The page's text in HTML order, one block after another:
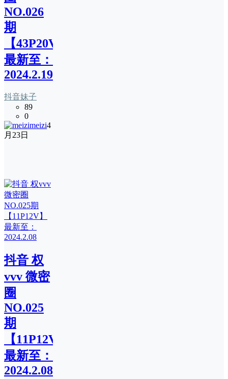
NO.026
期
【43P20V】
最新至：
2024.2.19
抖音妹子
89
0
meizi4
月23日
抖音 权
vvv 微密
圈
NO.025
期
【11P12V】
最新至：
2024.2.08